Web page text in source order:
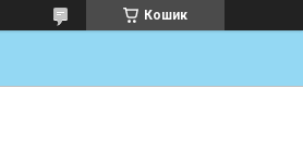
Кошик